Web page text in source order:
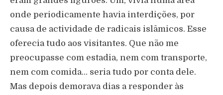
onde periodicamente havia interdições, por
causa de actividade de radicais islâmicos. Esse
oferecia tudo aos visitantes. Que não me
preocupasse com estadia, nem com transporte,
nem com comida… seria tudo por conta dele.
Mas depois demorava dias a responder às